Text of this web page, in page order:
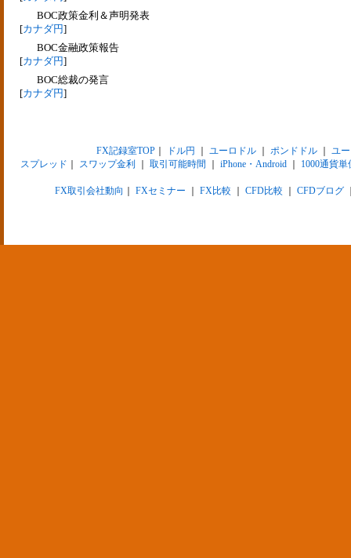
BOC政策金利＆声明発表
[カナダ円]
BOC金融政策報告
[カナダ円]
BOC総裁の発言
[カナダ円]
FX記録室TOP｜ ドル円 ユーロドル｜ ポンドドル｜ ユ
スプレッド
スワップ金利 取引可能時間 iPhone・Android 1000通貨単
FX取引会社動向 FXセミナー FX比較 CFD比較 CFDブログ